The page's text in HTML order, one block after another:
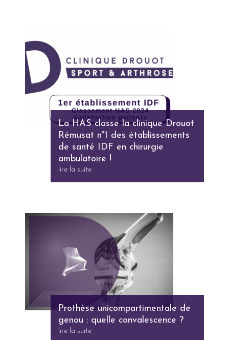
La HAS classe la clinique Drouot
Rémusat n°1 des établissements
de santé IDF en chirurgie
ambulatoire !
lire la suite
Prothèse unicompartimentale de
genou : quelle convalescence ?
lire la suite